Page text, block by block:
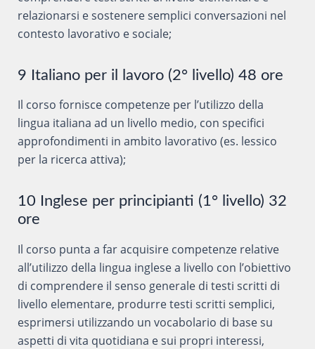
relazionarsi e sostenere semplici conversazioni nel
contesto lavorativo e sociale;
9 Italiano per il lavoro (2° livello) 48 ore
Il corso fornisce competenze per l’utilizzo della
lingua italiana ad un livello medio, con specifici
approfondimenti in ambito lavorativo (es. lessico
per la ricerca attiva);
10 Inglese per principianti (1° livello) 32
ore
Il corso punta a far acquisire competenze relative
all’utilizzo della lingua inglese a livello con l’obiettivo
di comprendere il senso generale di testi scritti di
livello elementare, produrre testi scritti semplici,
esprimersi utilizzando un vocabolario di base su
aspetti di vita quotidiana e sui propri interessi,